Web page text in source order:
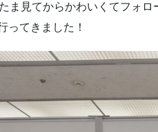
ま見てからかわいくてフォ
ってきました！